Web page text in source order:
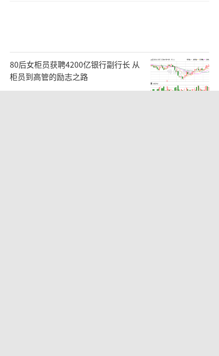
80后女柜员获聘4200亿银行副行长 从
柜员到高管的励志之路
2026-08-06 15:12:35